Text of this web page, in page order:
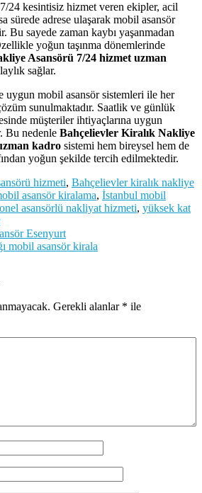
24 kesintisiz hizmet veren ekipler, acil
sürede adrese ulaşarak mobil asansör
Bu sayede zaman kaybı yaşanmadan
yoğun taşınma dönemlerinde
Asansörü 7/24 hizmet uzman
sağlar.
uygun mobil asansör sistemleri ile her
sunulmaktadır. Saatlik ve günlük
müşteriler ihtiyaçlarına uygun
Bu nedenle Bahçelievler Kiralık Nakliye
kadro sistemi hem bireysel hem de
yoğun şekilde tercih edilmektedir.
hizmeti, Bahçelievler kiralık nakliye
asansör kiralama, İstanbul mobil
asansörlü nakliyat hizmeti, yüksek kat
Esenyurt
mobil asansör kirala
Gerekli alanlar * ile